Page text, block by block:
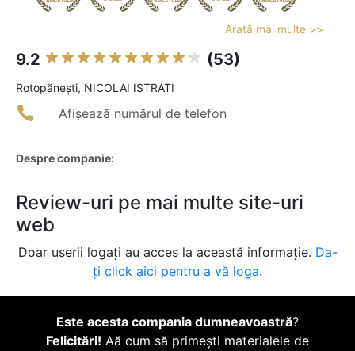
Arată mai multe >>
9.2 (53)
Rotopăneşti, NICOLAI ISTRATI
Afișează numărul de telefon
Despre companie:
Review-uri pe mai multe site-uri
web
Doar userii logați au acces la această informație. Da-
ți click aici pentru a vă loga.
Este acesta compania dumneavoastră?
Felicitări! Aă cum să primești materialele de